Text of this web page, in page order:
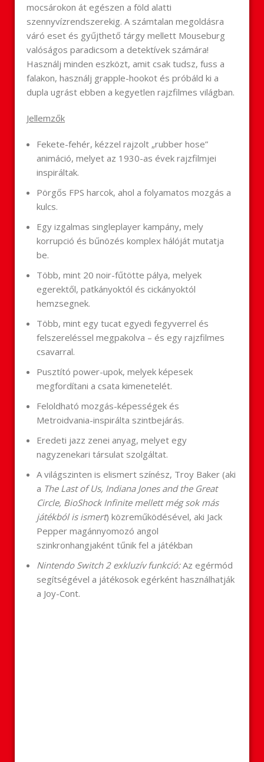
mocsárokon át egészen a föld alatti
szennyvízrendszerekig. A számtalan megoldásra
váró eset és gyűjthető tárgy mellett Mouseburg
valóságos paradicsom a detektívek számára!
Használj minden eszközt, amit csak tudsz, fuss a
falakon, használj grapple-hookot és próbáld ki a
dupla ugrást ebben a kegyetlen rajzfilmes világban.
Jellemzők
Fekete-fehér, kézzel rajzolt „rubber hose”
animáció, melyet az 1930-as évek rajzfilmjei
inspiráltak.
Pörgős FPS harcok, ahol a folyamatos mozgás a
kulcs.
Egy izgalmas singleplayer kampány, mely
korrupció és bűnözés komplex hálóját mutatja
be.
Több, mint 20 noir-fűtötte pálya, melyek
egerektől, patkányoktól és cickányoktól
hemzsegnek.
Több, mint egy tucat egyedi fegyverrel és
felszereléssel megpakolva – és egy rajzfilmes
csavarral.
Pusztító power-upok, melyek képesek
megfordítani a csata kimenetelét.
Feloldható mozgás-képességek és
Metroidvania-inspirálta szintbejárás.
Eredeti jazz zenei anyag, melyet egy
nagyzenekari társulat szolgáltat.
A világszinten is elismert színész, Troy Baker (aki
a The Last of Us, Indiana Jones and the Great
Circle, BioShock Infinite mellett még sok más
játékból is ismert) közreműködésével, aki Jack
Pepper magánnyomozó angol
szinkronhangjaként tűnik fel a játékban
Nintendo Switch 2 exkluzív funkció:Az egérmód
segítségével a játékosok egérként használhatják
a Joy-Cont.